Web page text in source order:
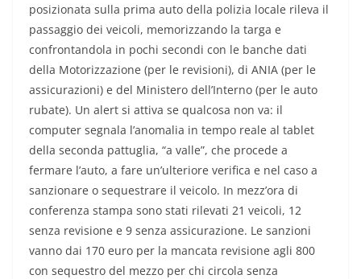
posizionata sulla prima auto della polizia locale rileva il
passaggio dei veicoli, memorizzando la targa e
confrontandola in pochi secondi con le banche dati
della Motorizzazione (per le revisioni), di ANIA (per le
assicurazioni) e del Ministero dell’Interno (per le auto
rubate). Un alert si attiva se qualcosa non va: il
computer segnala l’anomalia in tempo reale al tablet
della seconda pattuglia, “a valle”, che procede a
fermare l’auto, a fare un’ulteriore verifica e nel caso a
sanzionare o sequestrare il veicolo. In mezz’ora di
conferenza stampa sono stati rilevati 21 veicoli, 12
senza revisione e 9 senza assicurazione. Le sanzioni
vanno dai 170 euro per la mancata revisione agli 800
con sequestro del mezzo per chi circola senza